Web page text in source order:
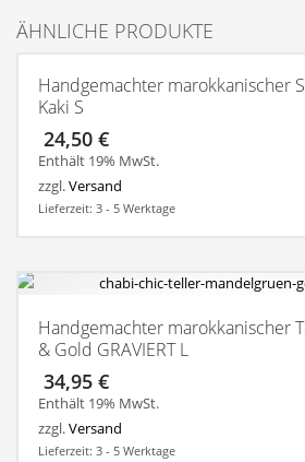
ÄHNLICHE PRODUKTE
Handgemachter marokkanischer
Kaki S
24,50 €
Enthält 19% MwSt.
zzgl.Versand
Lieferzeit: 3 - 5 Werktage
Handgemachter marokkanischer
& Gold GRAVIERT L
34,95 €
Enthält 19% MwSt.
zzgl.Versand
Lieferzeit: 3 - 5 Werktage